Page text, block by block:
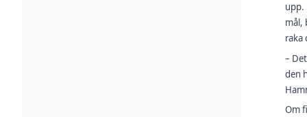
upp.
mål,
raka
–
den
Om